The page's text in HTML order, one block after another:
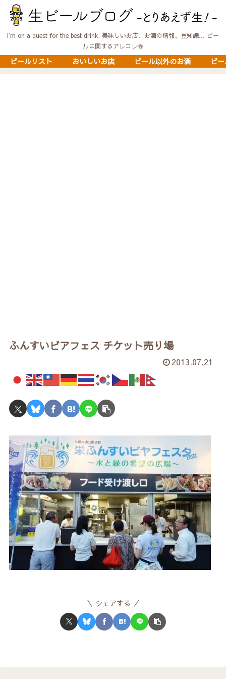
I'm on a quest for the best drink. 美味しいお店、お酒の情報、豆知識… ビー
ルに関するアレコレ🍻
ビールリスト おいしいお店 ビール以外のお酒 ビ
ふんすいビアフェス チケット売り場
2013.07.21
シェアする